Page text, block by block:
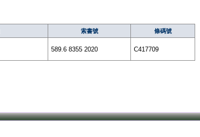
索書號 條碼號
589.6 8355 2020 C417709